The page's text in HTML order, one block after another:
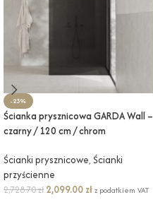
-23%
Ścianka prysznicowa GARDA Wall –
czarny / 120 cm / chrom
Ścianki prysznicowe, Ścianki
przyścienne
2,728.70zł 2,099.00 złz podatkiem VAT